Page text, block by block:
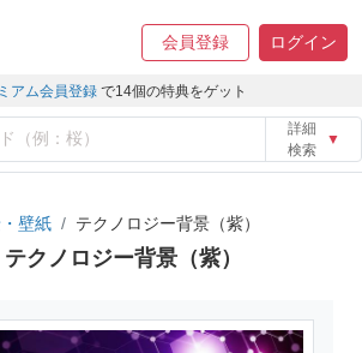
会員登録 ログイン
アム会員登録 で14個の特典をゲット
詳細
検索
▼
壁紙 テクノロジー背景（紫）
クノロジー背景（紫）